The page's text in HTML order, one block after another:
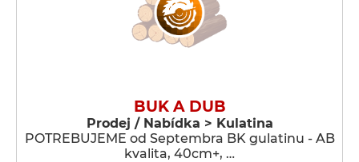
BUK A DUB
Prodej / Nabídka > Kulatina
POTREBUJEME od Septembra BK gulatinu - AB
kvalita, 40cm+, …